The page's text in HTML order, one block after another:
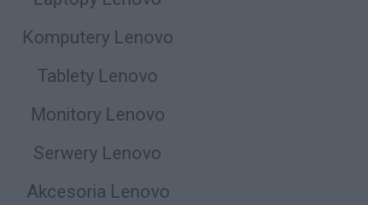
Komputery Lenovo
Tablety Lenovo
Monitory Lenovo
Serwery Lenovo
Akcesoria Lenovo